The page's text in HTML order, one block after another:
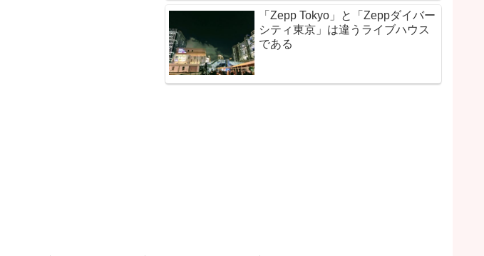
「Zepp Tokyo」と「Zeppダイバー
シティ東京」は違うライブハウス
である